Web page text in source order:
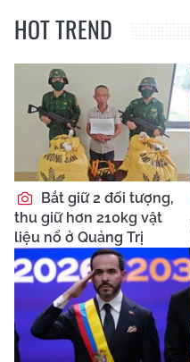
HOT TREND
Bắt giữ 2 đối tượng,
thu giữ hơn 210kg vật
liệu nổ ở Quảng Trị